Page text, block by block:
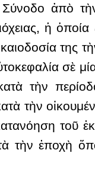
ἀπὸ
ἡ
της
σὲ
τὴν
τὴν
τοῦ
τὴν ἐποχὴ